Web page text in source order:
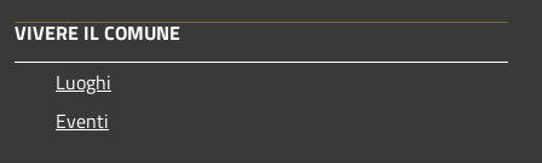
VIVERE IL COMUNE
Luoghi
Eventi